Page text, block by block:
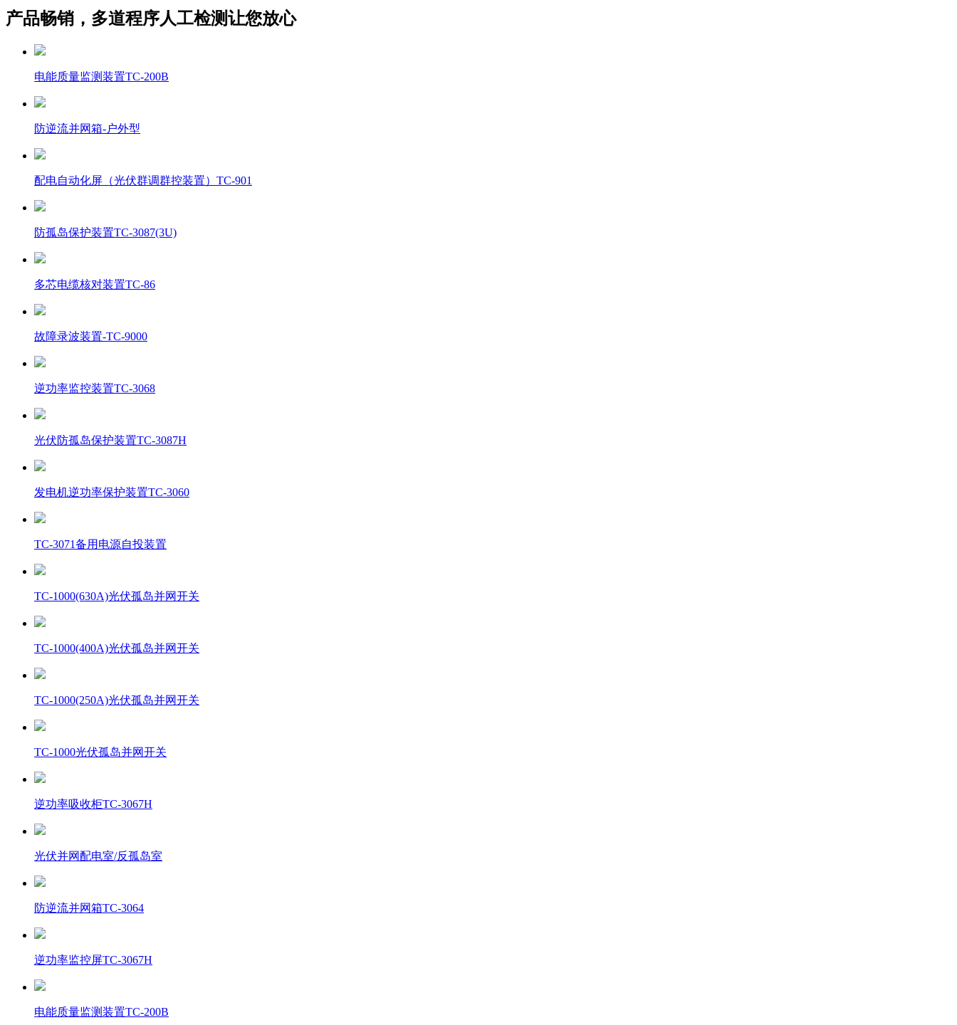
产品畅销，多道程序人工检测让您放心
电能质量监测装置TC-200B
防逆流并网箱-户外型
配电自动化屏（光伏群调群控装置）TC-901
防孤岛保护装置TC-3087(3U)
多芯电缆核对装置TC-86
故障录波装置-TC-9000
逆功率监控装置TC-3068
光伏防孤岛保护装置TC-3087H
发电机逆功率保护装置TC-3060
TC-3071备用电源自投装置
TC-1000(630A)光伏孤岛并网开关
TC-1000(400A)光伏孤岛并网开关
TC-1000(250A)光伏孤岛并网开关
TC-1000光伏孤岛并网开关
逆功率吸收柜TC-3067H
光伏并网配电室/反孤岛室
防逆流并网箱TC-3064
逆功率监控屏TC-3067H
电能质量监测装置TC-200B